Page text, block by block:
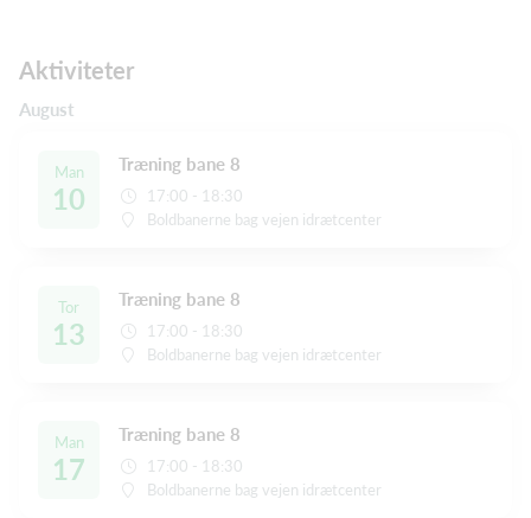
Aktiviteter
August
Man
10
Træning bane 8
17:00 - 18:30
Boldbanerne bag vejen idrætcenter
Tor
13
Træning bane 8
17:00 - 18:30
Boldbanerne bag vejen idrætcenter
Man
17
Træning bane 8
17:00 - 18:30
Boldbanerne bag vejen idrætcenter